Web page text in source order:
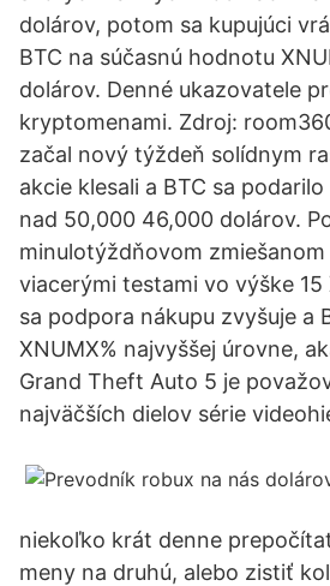
dolárov, potom sa kupujúci
BTC na súčasnú hodnotu
dolárov. Denné ukazovatele
kryptomenami. Zdroj:
začal nový týždeň solídnym
akcie klesali a BTC sa
nad 50,000 46,000 dolárov.
minulotýždňovom
viacerými testami vo výške
sa podpora nákupu zvyšuje a
XNUMX% najvyššej úrovne,
Grand Theft Auto 5 je
najväčších dielov série
niekoľko krát denne
meny na druhú, alebo zistiť